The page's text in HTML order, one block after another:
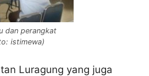
dan perangkat
istimewa)
Luragung yang juga